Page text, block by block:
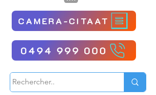
CAMERA-CITAAT
0494 999 000